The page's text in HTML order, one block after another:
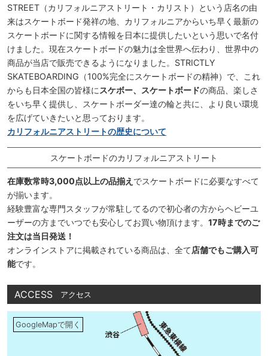
STREET（カリフォルニアストリート・カリスト）という店名の由
来はスケートボード発祥の地、カリフォルニアからいち早く最新の
スケートボードに関する情報を日本に提供したいという思いで名付
けました。現在スケートボードの魅力は全世界へ伝わり、世界中の
商品が当店で販売できるようになりました。STRICTLY
SKATEBOARDING（100%完全にスケートボードの精神）で、これ
からも日本全国の皆様に スケボー、スケートボードの商品、楽しさ
をいち早く提供し、スケートボーダー達の輪と共に、より良い環境
を広げていきたいと思っております。
カリフォルニアストリートの歴史について
スケートボードのカリフォルニアストリート
在庫数常時3,000点以上の品揃え でスケートボードに必要なすべて
が揃います。
経験豊富な専門スタッフが常駐してるので初心者の方からヘビーユ
ーザーの方までいつでも安心してお買い物頂けます。 17時までのご
注文は当日発送！
オンラインストアに掲載されている商品は、全て店舗でもご購入可
能です。
ACCESS アクセス
GoogleMapで開く